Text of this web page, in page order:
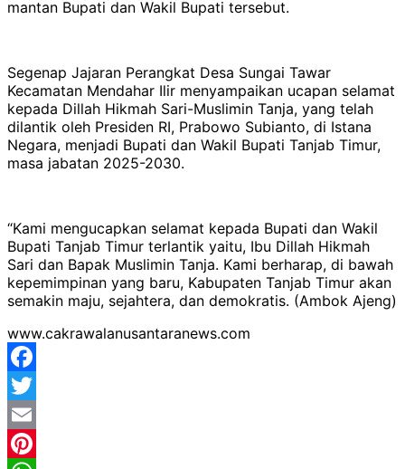
mantan Bupati dan Wakil Bupati tersebut.
Segenap Jajaran Perangkat Desa Sungai Tawar
Kecamatan Mendahar Ilir menyampaikan ucapan selamat
kepada Dillah Hikmah Sari-Muslimin Tanja, yang telah
dilantik oleh Presiden RI, Prabowo Subianto, di Istana
Negara, menjadi Bupati dan Wakil Bupati Tanjab Timur,
masa jabatan 2025-2030.
“Kami mengucapkan selamat kepada Bupati dan Wakil
Bupati Tanjab Timur terlantik yaitu, Ibu Dillah Hikmah
Sari dan Bapak Muslimin Tanja. Kami berharap, di bawah
kepemimpinan yang baru, Kabupaten Tanjab Timur akan
semakin maju, sejahtera, dan demokratis. (Ambok Ajeng)
www.cakrawalanusantaranews.com
Facebook
Twitter
Email